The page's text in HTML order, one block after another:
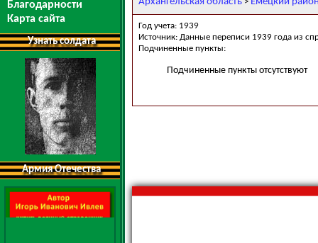
Благодарности
Карта сайта
Узнать солдата
Армия Отечества
Год учета: 1939
Источник: Данные переписи 1939 года из
Подчиненные пункты:
Подчиненные пункты отсутствуют